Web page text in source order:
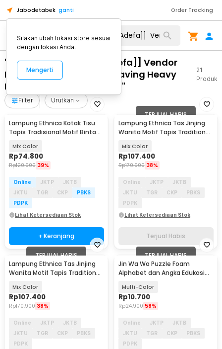
Jabodetabek ganti Order Tracking
"WA 0821 1305 0400 [[Adefa]] Vendor
Pengadaan Permeable Paving Heavy
Duty Pringsewu Lampung"
21
Produk
Filter Urutkan
Lampung Ethnica Kotak Tisu
Tapis Tradisional Motif Bintang
Mix Color
Rp74.800
Rp120.900 39%
Online JKTP
JKTB
JKTU
TGR CKP
PBKS
PDPK
Lihat Ketersediaan Stok
+ Keranjang
TERJUAL HABIS
Lampung Ethnica Tas Jinjing
Wanita Motif Tapis Traditional
Mix Color
Rp107.400
Rp170.900 38%
Online JKTP
JKTB
JKTU
TGR CKP
PBKS
PDPK
Lihat Ketersediaan Stok
Terjual Habis
TERJUAL HABIS
Lampung Ethnica Tas Jinjing
Wanita Motif Tapis Traditional
Mix Color
Rp107.400
Rp170.900 38%
Online JKTP
JKTB
JKTU
TGR CKP
PBKS
PDPK
TERJUAL HABIS
Jin Wa Wa Puzzle Foam
Alphabet dan Angka Edukasi
Multi-Color
Rp10.700
Rp24.900 58%
Online JKTP
JKTB
JKTU
TGR CKP
PBKS
PDPK
Silakan ubah lokasi store sesuai
dengan lokasi Anda.
Mengerti